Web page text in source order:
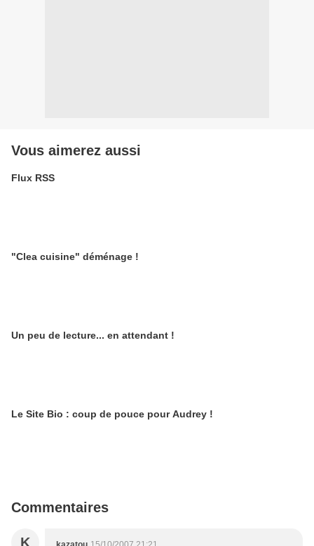
Vous aimerez aussi
Flux RSS
"Clea cuisine" déménage !
Un peu de lecture... en attendant !
Le Site Bio : coup de pouce pour Audrey !
Commentaires
K